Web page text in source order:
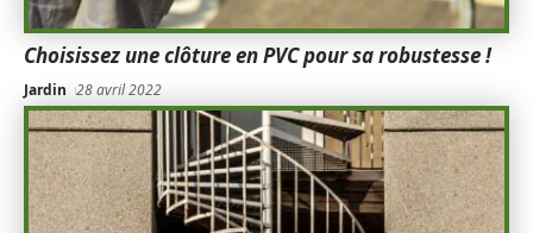
Choisissez une clôture en PVC pour sa robustesse !
Jardin 28 avril 2022